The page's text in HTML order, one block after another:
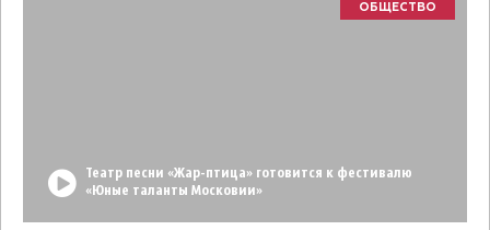
ОБЩЕСТВО
Театр песни «Жар-птица» готовится к фестивалю
«Юные таланты Московии»